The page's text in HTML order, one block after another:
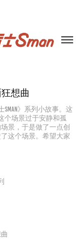
想曲
Sman》系列小故事。这
个场景过于安静和孤
景，于是做了一点创
这个场景。希望大家